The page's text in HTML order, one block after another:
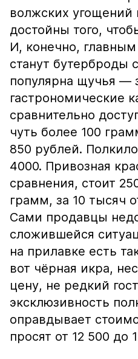
волжских угощений
достойны того,
И, конечно,
станут бутерброды
популярна щучья —
гастрономические
сравнительно
чуть более 100
850 рублей.
4000. Привозная
сравнения, стоит
грамм, за 10 тысяч
Сами продавцы
сложившейся
на прилавке есть
вот чёрная икра,
цену, не редкий
эксклюзивность
оправдывает
просят от 12 500 до